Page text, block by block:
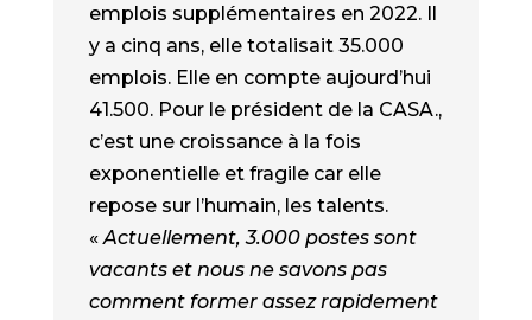
emplois supplémentaires en 2022. Il
y a cinq ans, elle totalisait 35.000
emplois. Elle en compte aujourd’hui
41.500. Pour le président de la CASA.,
c’est une croissance à la fois
exponentielle et fragile car elle
repose sur l’humain, les talents.
«Actuellement, 3.000 postes sont
vacants et nous ne savons pas
comment former assez rapidement